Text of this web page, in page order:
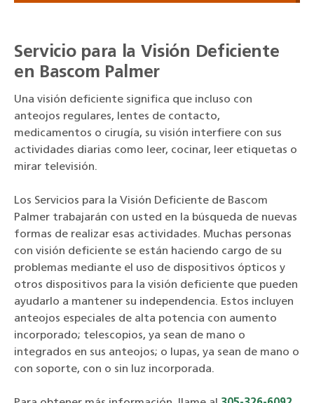
Servicio para la Visión Deficiente
en Bascom Palmer
Una visión deficiente significa que incluso con
anteojos regulares, lentes de contacto,
medicamentos o cirugía, su visión interfiere con sus
actividades diarias como leer, cocinar, leer etiquetas o
mirar televisión.
Los Servicios para la Visión Deficiente de Bascom
Palmer trabajarán con usted en la búsqueda de nuevas
formas de realizar esas actividades. Muchas personas
con visión deficiente se están haciendo cargo de su
problemas mediante el uso de dispositivos ópticos y
otros dispositivos para la visión deficiente que pueden
ayudarlo a mantener su independencia. Estos incluyen
anteojos especiales de alta potencia con aumento
incorporado; telescopios, ya sean de mano o
integrados en sus anteojos; o lupas, ya sean de mano o
con soporte, con o sin luz incorporada.